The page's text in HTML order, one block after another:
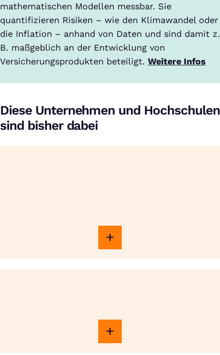
mathematischen Modellen messbar. Sie
quantifizieren Risiken – wie den Klimawandel oder
die Inflation – anhand von Daten und sind damit z.
B. maßgeblich an der Entwicklung von
Versicherungsprodukten beteiligt. Weitere Infos
Diese Unternehmen und Hochschulen
sind bisher dabei